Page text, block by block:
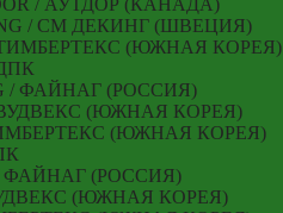
/ АУТДОР (КАНАДА)
/ СМ ДЕКИНГ (ШВЕЦИЯ)
/ ТИМБЕРТЕКС (ЮЖНАЯ КОРЕЯ)
/ ФАЙНАГ (РОССИЯ)
/ ВУДВЕКС (ЮЖНАЯ КОРЕЯ)
(ЮЖНАЯ КОРЕЯ)
/ ФАЙНАГ (РОССИЯ)
(ЮЖНАЯ КОРЕЯ)